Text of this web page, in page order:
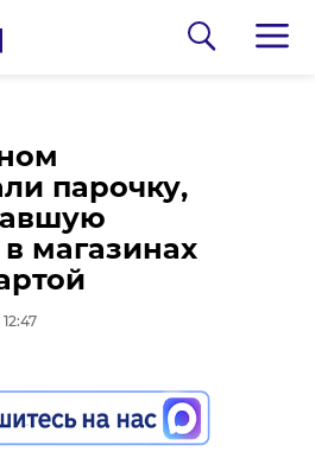
парочку,
магазинах
в 2023
над